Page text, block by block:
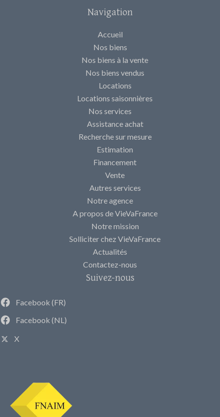
Navigation
Accueil
Nos biens
Nos biens à la vente
Nos biens vendus
Locations
Locations saisonnières
Nos services
Assistance achat
Recherche sur mesure
Estimation
Financement
Vente
Autres services
Notre agence
A propos de VieVaFrance
Notre mission
Solliciter chez VieVaFrance
Actualités
Contactez-nous
Suivez-nous
Facebook (FR)
Facebook (NL)
X